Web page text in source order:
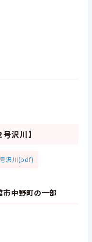
沢川】
沢川(pdf)
中野町の一部